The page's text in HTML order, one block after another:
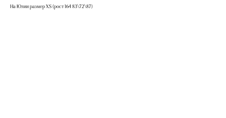
На Юлии размер XS (рост 164 83\72\87)